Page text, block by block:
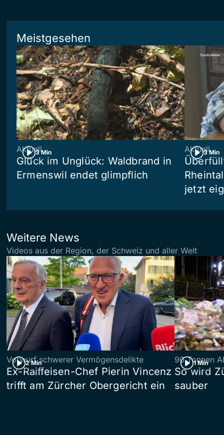
Meistgesehen
3 Min
Aktuell
Glück im Unglück: Waldbrand in
Ermenswil endet glimpflich
3 Min
Aktuell
jetzt
Weitere News
Videos aus der Region, der Schweiz und aller Welt
2 Min
Vorwurf schwerer Vermögensdelikte
Ex-Raiffeisen-Chef Pierin Vincenz
trifft am Zürcher Obergericht ein
1 Min
90 Tonnen
So wird
sauber